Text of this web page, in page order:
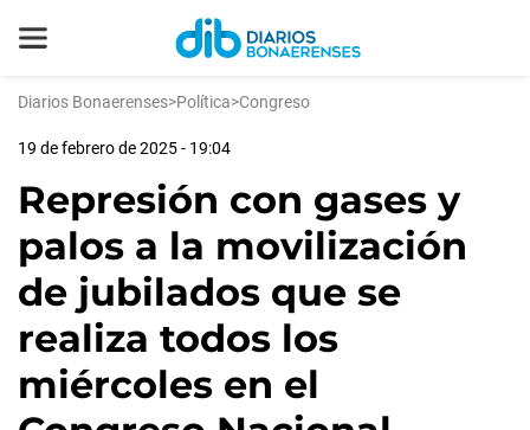
Diarios Bonaerenses>Política>Congreso
19 de febrero de 2025 - 19:04
Represión con gases y
palos a la movilización
de jubilados que se
realiza todos los
miércoles en el